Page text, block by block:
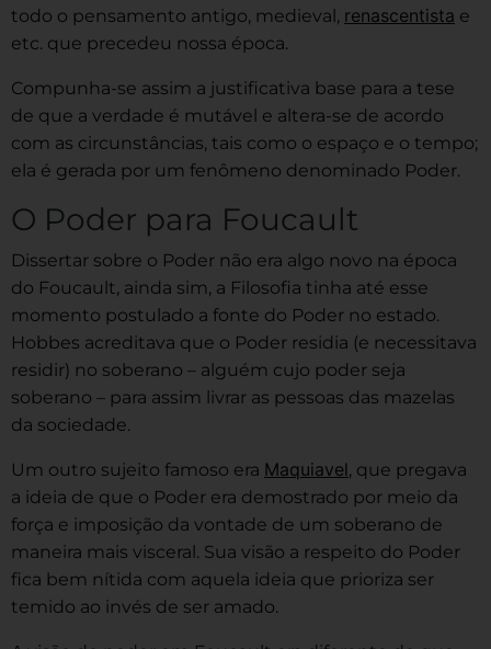
todo o pensamento antigo, medieval, renascentista e
etc. que precedeu nossa época.
Compunha-se assim a justificativa base para a tese
de que a verdade é mutável e altera-se de acordo
com as circunstâncias, tais como o espaço e o tempo;
ela é gerada por um fenômeno denominado Poder.
O Poder para Foucault
Dissertar sobre o Poder não era algo novo na época
do Foucault, ainda sim, a Filosofia tinha até esse
momento postulado a fonte do Poder no estado.
Hobbes acreditava que o Poder residia (e necessitava
residir) no soberano – alguém cujo poder seja
soberano – para assim livrar as pessoas das mazelas
da sociedade.
Um outro sujeito famoso era Maquiavel, que pregava
a ideia de que o Poder era demostrado por meio da
força e imposição da vontade de um soberano de
maneira mais visceral. Sua visão a respeito do Poder
fica bem nítida com aquela ideia que prioriza ser
temido ao invés de ser amado.